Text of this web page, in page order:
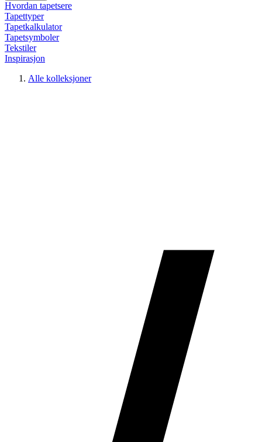
Hvordan tapetsere
Tapettyper
Tapetkalkulator
Tapetsymboler
Tekstiler
Inspirasjon
Alle kolleksjoner